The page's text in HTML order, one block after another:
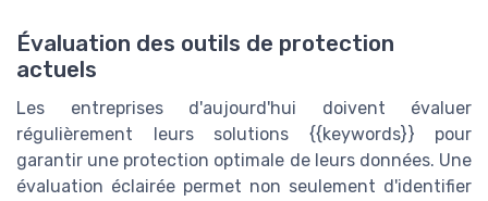
Évaluation des outils de protection
actuels
Les entreprises d'aujourd'hui doivent évaluer
régulièrement leurs solutions {{keywords}} pour
garantir une protection optimale de leurs données. Une
évaluation éclairée permet non seulement d'identifier